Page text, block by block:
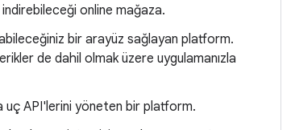
indirebileceği online mağaza.
bir arayüz sağlayan platform.
de dahil olmak üzere uygulamanızla
uç API'lerini yöneten bir platform.